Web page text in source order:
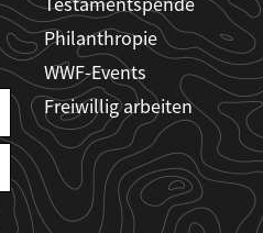
Philanthropie
WWF-Events
Freiwillig arbeiten